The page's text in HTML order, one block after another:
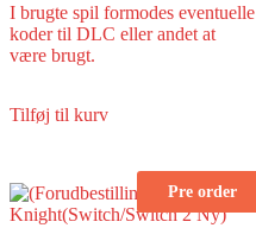
I brugte spil formodes eventuelle
koder til DLC eller andet at
være brugt.
Tilføj til kurv
Pre order